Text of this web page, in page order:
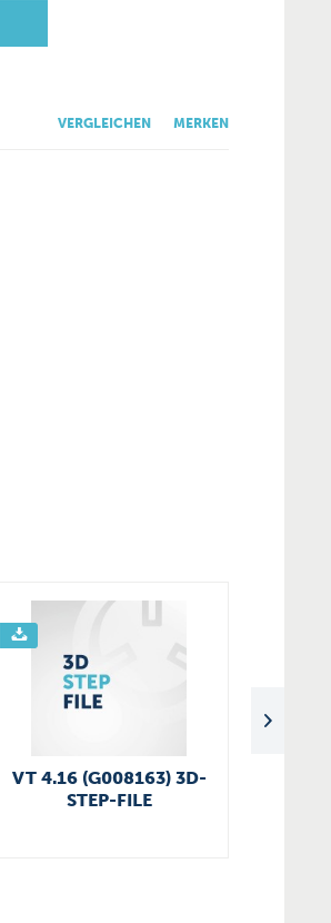
VERGLEICHEN MERKEN
VT 4.16 (G008163) 3D-
STEP-FILE